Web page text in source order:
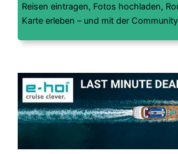
Reisen eintragen, Fotos hochladen,
Karte erleben – und mit der